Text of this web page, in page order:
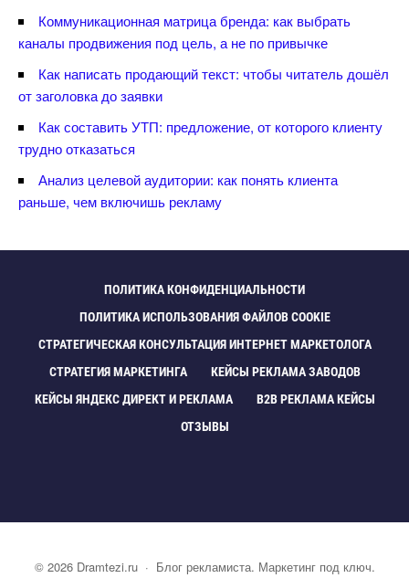
Коммуникационная матрица бренда: как выбрать
каналы продвижения под цель, а не по привычке
Как написать продающий текст: чтобы читатель дошёл
от заголовка до заявки
Как составить УТП: предложение, от которого клиенту
трудно отказаться
Анализ целевой аудитории: как понять клиента
раньше, чем включишь рекламу
ПОЛИТИКА КОНФИДЕНЦИАЛЬНОСТИ
ПОЛИТИКА ИСПОЛЬЗОВАНИЯ ФАЙЛОВ COOKIE
СТРАТЕГИЧЕСКАЯ КОНСУЛЬТАЦИЯ ИНТЕРНЕТ МАРКЕТОЛОГА
СТРАТЕГИЯ МАРКЕТИНГА
КЕЙСЫ РЕКЛАМА ЗАВОДО
КЕЙСЫ ЯНДЕКС ДИРЕКТ И РЕКЛАМА
B2B РЕКЛАМА КЕЙСЫ
ОТЗЫВЫ
© 2026 Dramtezi.ru· Блог рекламиста. Маркетинг под ключ.